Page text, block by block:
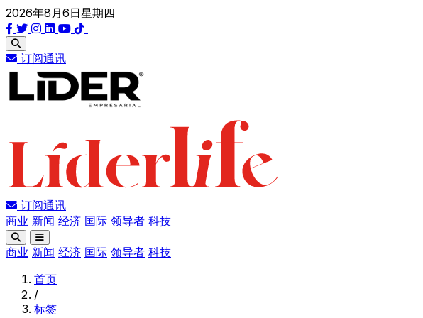
2026年8月6日星期四
订阅通讯
订阅通讯
商业 新闻 经济 国际 领导者 科技
商业 新闻 经济 国际 领导者 科技
首页
/
标签